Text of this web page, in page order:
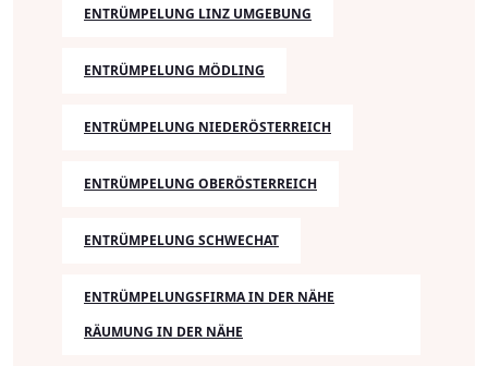
ENTRÜMPELUNG LINZ UMGEBUNG
ENTRÜMPELUNG MÖDLING
ENTRÜMPELUNG NIEDERÖSTERREICH
ENTRÜMPELUNG OBERÖSTERREICH
ENTRÜMPELUNG SCHWECHAT
ENTRÜMPELUNGSFIRMA IN DER NÄHE
RÄUMUNG IN DER NÄHE